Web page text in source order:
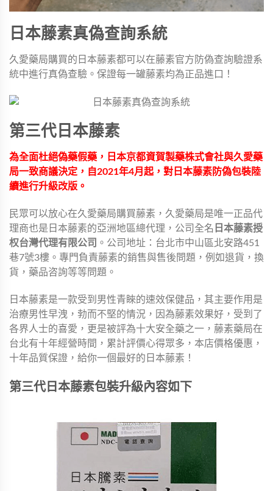
日本藤素真偽查詢系統
久愛藥局購買的日本藤素都可以在藤素官方防偽查詢驗證系
統中進行真偽查驗。保證每一罐藤素均為正品進口！
第三代日本藤素
為全面杜絕偽藥假藥，日本京都資賀製藥株式會社與久愛藥
局一致商議決定，自2021年4月起，對日本藤素防偽包裝陸
續進行升級改版。
民眾可以放心在久愛藥局購買藤素，久愛藥局是唯一正品代
理商也是日本藤素的亞洲地區總代理，公司全名 日本藤素授
权台灣代理有限公司 。公司地址：台北市中山區北安路451
巷7號3樓。專門負責藤素的銷售與售後問題，例如退貨，換
貨，藥品咨詢等等問題。
日本藤素是一款受到男性青睞的速效保健品，其主要作用是
治療男性早洩，勃而不堅的情況，因為藤素效果好，受到了
各界人士的喜愛，更是被評為十大安全藥之一，藤素藥局在
台北有十年經營時間，累計評價心得眾多，本店價格優惠，
十年品質保證，給你一個最好的日本藤素！
第三代日本藤素包裝升級內容如下